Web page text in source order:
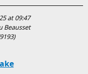
at 09:47
Beausset
)